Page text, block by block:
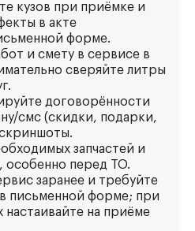
кузов при приёмке и
в акте
форме.
и смету в сервисе в
сверяйте литры
договорённости
смс (скидки, подарки,
запчастей и
особенно перед ТО.
заранее и требуйте
письменной форме; при
на приёме